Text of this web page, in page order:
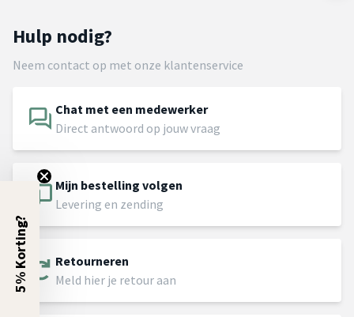
Hulp nodig?
Neem contact op met onze klantenservice
Chat met een medewerker
Direct antwoord op jouw vraag
Mijn bestelling volgen
Levering en zending
Retourneren
Meld hier je retour aan
5% Korting?